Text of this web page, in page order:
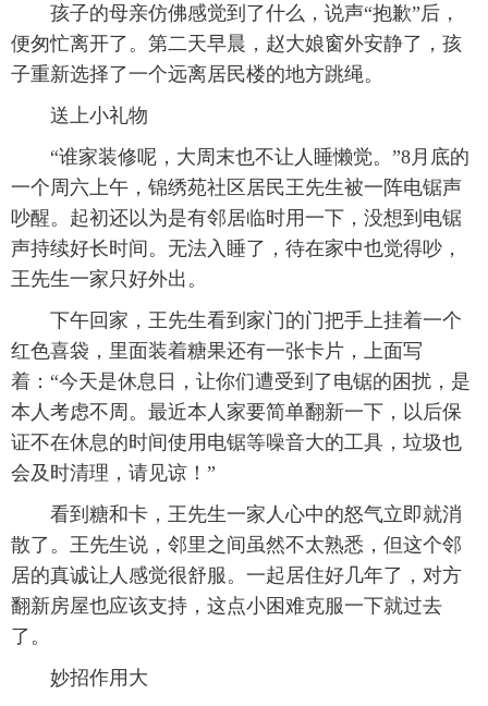
孩子的母亲仿佛感觉到了什么，说声“抱歉”后，
便匆忙离开了。第二天早晨，赵大娘窗外安静了，孩
子重新选择了一个远离居民楼的地方跳绳。
送上小礼物
“谁家装修呢，大周末也不让人睡懒觉。”8月底的
一个周六上午，锦绣苑社区居民王先生被一阵电锯声
吵醒。起初还以为是有邻居临时用一下，没想到电锯
声持续好长时间。无法入睡了，待在家中也觉得吵，
王先生一家只好外出。
下午回家，王先生看到家门的门把手上挂着一个
红色喜袋，里面装着糖果还有一张卡片，上面写
着：“今天是休息日，让你们遭受到了电锯的困扰，是
本人考虑不周。最近本人家要简单翻新一下，以后保
证不在休息的时间使用电锯等噪音大的工具，垃圾也
会及时清理，请见谅！”
看到糖和卡，王先生一家人心中的怒气立即就消
散了。王先生说，邻里之间虽然不太熟悉，但这个邻
居的真诚让人感觉很舒服。一起居住好几年了，对方
翻新房屋也应该支持，这点小困难克服一下就过去
了。
妙招作用大